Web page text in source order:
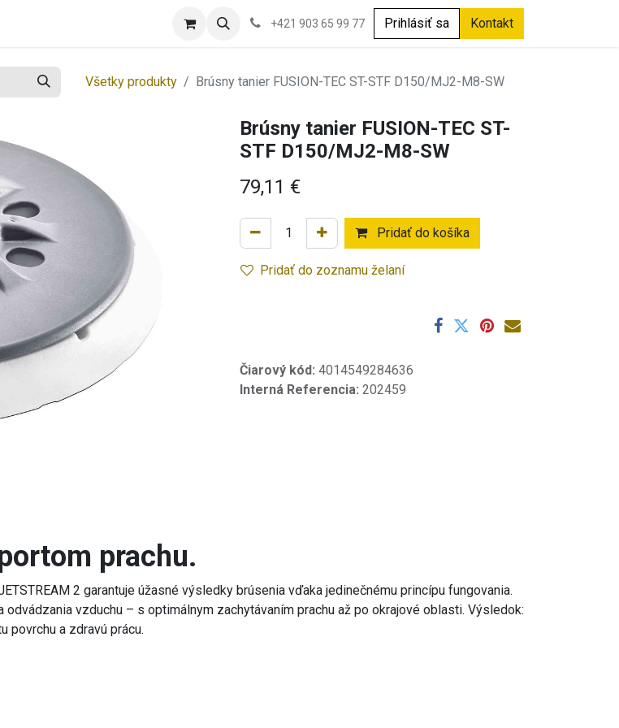
+421 903 65 99 77 Prihlásiť sa Kontakt
Všetky produkty Brúsny tanier FUSION-TEC ST-STF D150/MJ2-M8-SW
Brúsny tanier FUSION-TEC ST-
STF D150/MJ2-M8-SW
79,11 €
Pridať do košíka
Pridať do zoznamu želaní
Čiarový kód: 4014549284636
Interná Referencia: 202459
prachu.
2 garantuje úžasné výsledky brúsenia vďaka jedinečnému princípu fungovania.
odvádzania vzduchu – s optimálnym zachytávaním prachu až po okrajové oblasti. Výsledok:
povrchu a zdravú prácu.